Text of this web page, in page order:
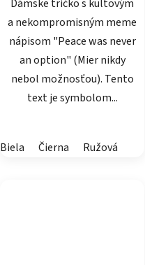
Dámske tričko s kultovým
a nekompromisným meme
nápisom "Peace was never
an option" (Mier nikdy
nebol možnosťou). Tento
text je symbolom...
Biela Čierna Ružová